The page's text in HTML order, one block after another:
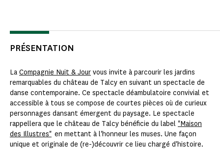
PRÉSENTATION
La Compagnie Nuit & Jour vous invite à parcourir les jardins
remarquables du château de Talcy en suivant un spectacle de
danse contemporaine. Ce spectacle déambulatoire convivial et
accessible à tous se compose de courtes pièces où de curieux
personnages dansant émergent du paysage. Le spectacle
rappellera que le château de Talcy bénéficie du label "Maison
des Illustres" en mettant à l'honneur les muses. Une façon
unique et originale de (re-)découvrir ce lieu chargé d'histoire.